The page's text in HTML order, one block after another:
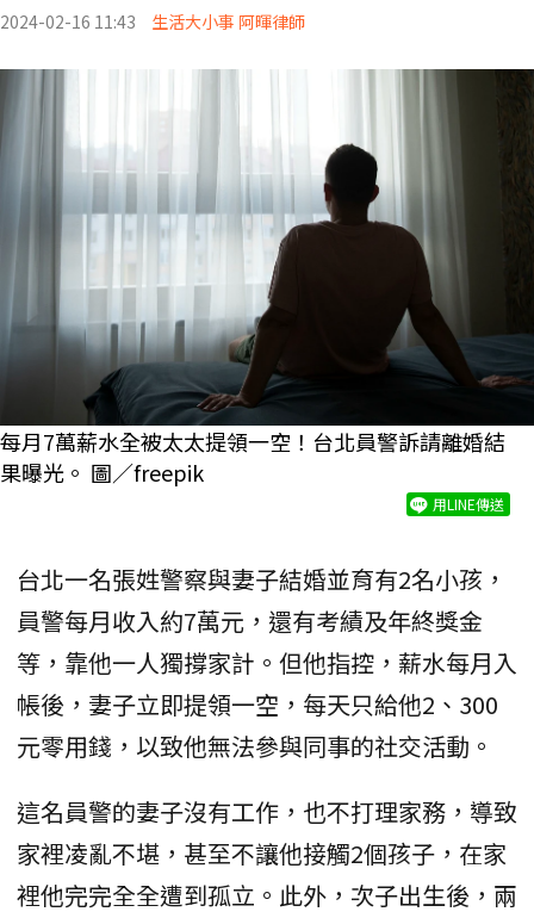
2024-02-16 11:43 生活大小事 阿暉律師
每月7萬薪水全被太太提領一空！台北員警訴請離婚結
果曝光。 圖／freepik
用LINE傳送
台北一名張姓警察與妻子結婚並育有2名小孩，
員警每月收入約7萬元，還有考績及年終獎金
等，靠他一人獨撐家計。但他指控，薪水每月入
帳後，妻子立即提領一空，每天只給他2、300
元零用錢，以致他無法參與同事的社交活動。
這名員警的妻子沒有工作，也不打理家務，導致
家裡凌亂不堪，甚至不讓他接觸2個孩子，在家
裡他完完全全遭到孤立。此外，次子出生後，兩